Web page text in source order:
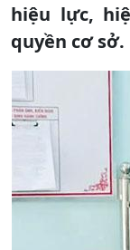
hiệu lực,
quyền cơ sở.